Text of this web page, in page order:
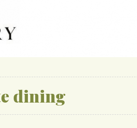
dining